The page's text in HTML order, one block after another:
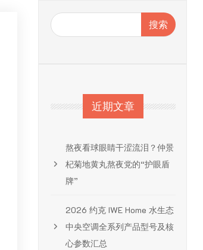
搜索
近期文章
熬夜看球眼睛干涩流泪？仲景
杞菊地黄丸熬夜党的“护眼盾
牌”
2026 约克 IWE Home 水生态
中央空调全系列产品型号及核
心参数汇总